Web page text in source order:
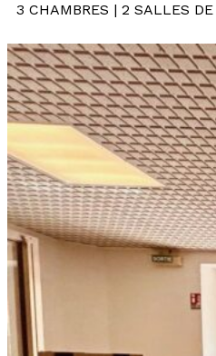
3 CHAMBRES | 2 SALLES